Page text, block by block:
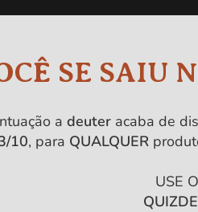
SE SAIU
a deuter acaba de
10, para QUALQUER
USE